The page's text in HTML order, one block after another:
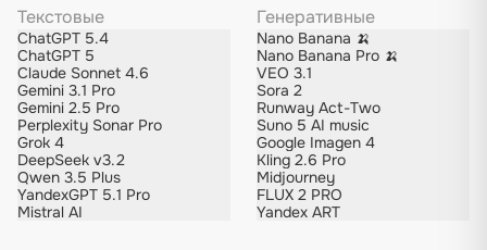
Текстовые
ChatGPT 5.4
ChatGPT 5
Claude Sonnet 4.6
Gemini 3.1 Pro
Gemini 2.5 Pro
Perplexity Sonar Pro
Grok 4
DeepSeek v3.2
Qwen 3.5 Plus
YandexGPT 5.1 Pro
Mistral AI
Генеративные
Nano Banana 🍌
Nano Banana Pro 🍌
VEO 3.1
Sora 2
Runway Act-Two
Suno 5 AI music
Google Imagen 4
Kling 2.6 Pro
Midjourney
FLUX 2 PRO
Yandex ART